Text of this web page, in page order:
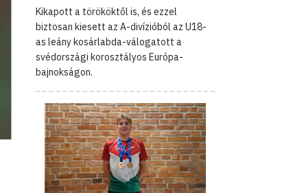
Kikapott a törököktől is, és ezzel
biztosan kiesett az A-divízióból az U18-
as leány kosárlabda-válogatott a
svédországi korosztályos Európa-
bajnokságon.